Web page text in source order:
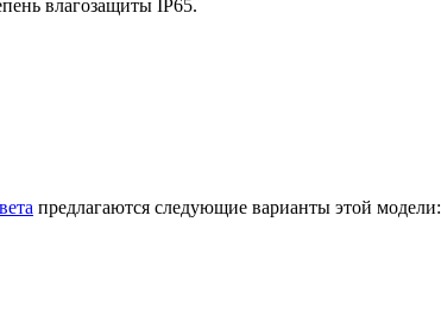
влагозащиты IP65.
предлагаются следующие варианты этой модели: